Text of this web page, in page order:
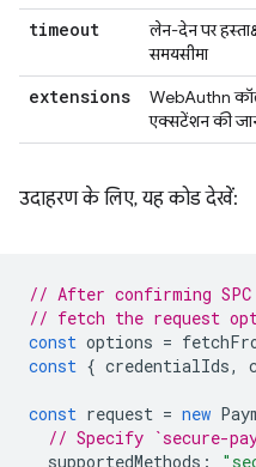
timeout
लेन-देन पर
समयसीमा
extensions
WebAuthn
एक्सटेंशन की
उदाहरण के लिए, यह कोड देखें:
// After confirming
// fetch the request
const options =
const { credentialIds,
const request = new
// Specify `secure-
supportedMethods :